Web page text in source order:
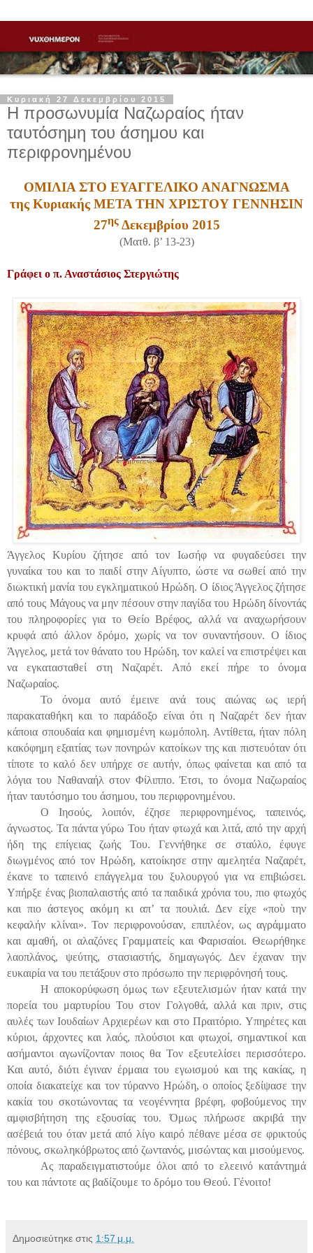
Κυριακή 27 Δεκεμβρίου 2015
Η προσωνυμία Ναζωραίος ήταν
ταυτόσημη του άσημου και
περιφρονημένου
ΟΜΙΛΙΑ ΣΤΟ ΕΥΑΓΓΕΛΙΚΟ ΑΝΑΓΝΩΣΜΑ
της Κυριακής ΜΕΤΑ ΤΗΝ ΧΡΙΣΤΟΥ ΓΕΝΝΗΣΙΝ
27ηςΔεκεμβρίου 2015
(Ματθ. β’ 13-23)
Γράφει ο π. Αναστάσιος Στεργιώτης
Άγγελος Κυρίου ζήτησε από τον Ιωσήφ να φυγαδεύσει την
γυναίκα του και το παιδί στην Αίγυπτο, ώστε να σωθεί από την
διωκτική μανία του εγκληματικού Ηρώδη. Ο ίδιος Άγγελος ζήτησε
από τους Μάγους να μην πέσουν στην παγίδα του Ηρώδη δίνοντάς
του πληροφορίες για το Θείο Βρέφος, αλλά να αναχωρήσουν
κρυφά από άλλον δρόμο, χωρίς να τον συναντήσουν. Ο ίδιος
Άγγελος, μετά τον θάνατο του Ηρώδη, τον καλεί να επιστρέψει και
να εγκατασταθεί στη Ναζαρέτ. Από εκεί πήρε το όνομα
Ναζωραίος.
Το όνομα αυτό έμεινε ανά τους αιώνας ως ιερή
παρακαταθήκη και το παράδοξο είναι ότι η Ναζαρέτ δεν ήταν
κάποια σπουδαία και φημισμένη κωμόπολη. Αντίθετα, ήταν πόλη
κακόφημη εξαιτίας των πονηρών κατοίκων της και πιστευόταν ότι
τίποτε το καλό δεν υπήρχε σε αυτήν, όπως φαίνεται και από τα
λόγια του Ναθαναήλ στον Φίλιππο. Έτσι, το όνομα Ναζωραίος
ήταν ταυτόσημο του άσημου, του περιφρονημένου.
Ο Ιησούς, λοιπόν, έζησε περιφρονημένος, ταπεινός,
άγνωστος. Τα πάντα γύρω Του ήταν φτωχά και λιτά, από την αρχή
ήδη της επίγειας ζωής Του. Γεννήθηκε σε σταύλο, έφυγε
διωγμένος από τον Ηρώδη, κατοίκησε στην αμελητέα Ναζαρέτ,
έκανε το ταπεινό επάγγελμα του ξυλουργού για να επιβιώσει.
Υπήρξε ένας βιοπαλαιστής από τα παιδικά χρόνια του, πιο φτωχός
και πιο άστεγος ακόμη κι απ’ τα πουλιά. Δεν είχε «ποὺ την
κεφαλήν κλίναι». Τον περιφρονούσαν, επιπλέον, ως αγράμματο
και αμαθή, οι αλαζόνες Γραμματείς και Φαρισαίοι. Θεωρήθηκε
λαοπλάνος, ψεύτης, στασιαστής, δημαγωγός. Δεν έχαναν την
ευκαιρία να του πετάξουν στο πρόσωπο την περιφρόνησή τους.
Η αποκορύφωση όμως των εξευτελισμών ήταν κατά την
πορεία του μαρτυρίου Του στον Γολγοθά, αλλά και πριν, στις
αυλές των Ιουδαίων Αρχιερέων και στο Πραιτόριο. Υπηρέτες και
κύριοι, άρχοντες και λαός, πλούσιοι και φτωχοί, σημαντικοί και
ασήμαντοι αγωνίζονταν ποιος θα Τον εξευτελίσει περισσότερο.
Και αυτό, διότι έγιναν έρμαια του εγωισμού και της κακίας, η
οποία διακατείχε και τον τύραννο Ηρώδη, ο οποίος ξεδίψασε την
κακία του σκοτώνοντας τα νεογέννητα βρέφη, φοβούμενος την
αμφισβήτηση της εξουσίας του. Όμως πλήρωσε ακριβά την
ασέβειά του όταν μετά από λίγο καιρό πέθανε μέσα σε φρικτούς
πόνους, σκωληκόβρωτος από ζωντανός, μισώντας και μισούμενος.
Ας παραδειγματιστούμε όλοι από το ελεεινό κατάντημά
του και πάντοτε ας βαδίζουμε το δρόμο του Θεού. Γένοιτο!
Δημοσιεύτηκε στις 1:57 μ.μ.